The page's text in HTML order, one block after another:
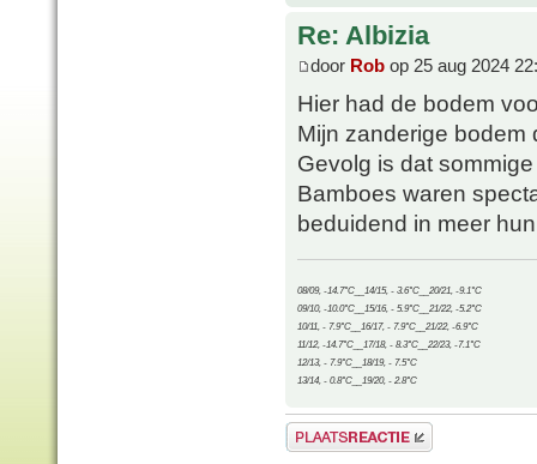
Re: Albizia
door Rob op 25 aug 2024
Hier had de bodem
Mijn zanderige bodem
Gevolg is dat
Bamboes waren
beduidend in meer
08/09, -14.7°C__14/15, - 3.6°C__20/21, -9.1°C
09/10, -10.0°C__15/16, - 5.9°C__21/22, -5.2°C
10/11, - 7.9°C__16/17, - 7.9°C__21/22, -6.9°C
11/12, -14.7°C__17/18, - 8.3°C__22/23, -7.1°C
12/13, - 7.9°C__18/19, - 7.5°C
13/14, - 0.8°C__19/20, - 2.8°C
Plaats een reactie